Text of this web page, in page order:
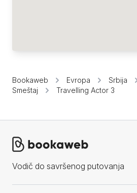
Bookaweb Evropa Srbija
Smeštaj
Travelling Actor 3
Vodič do savršenog putovanja